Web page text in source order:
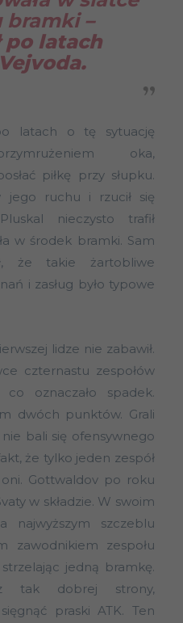
bramki –
po latach
latach o tę sytuację
oka,
piłkę przy słupku.
jego ruchu i rzucił się
nieczysto trafił
w środek bramki. Sam
że takie żartobliwe
i zasług było typowe
lidze nie zabawił.
czternastu zespołów
oznaczało spadek.
dwóch punktów. Grali
bali się ofensywnego
że tylko jeden zespół
Gottwaldov po roku
w składzie. W swoim
najwyższym szczeblu
zawodnikiem zespołu
jedną bramkę.
tak dobrej strony,
praski ATK. Ten